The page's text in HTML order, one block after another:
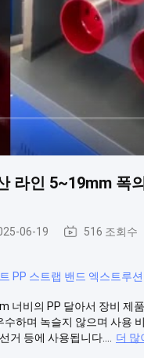
라인 5~19mm 폭
06-19 516 조회수
PP 스트랩 밴드 엑스트루
너비의 PP 달아서 장비 제
하며 녹슬지 않으며 사용
거 등에 사용됩니다....
더 많